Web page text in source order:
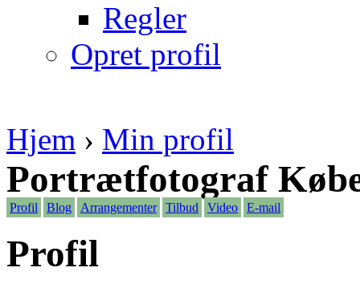
Regler
Opret profil
Hjem › Min profil
Portrætfotograf
Profil Blog Arrangementer Tilbud Video E-mail
Profil